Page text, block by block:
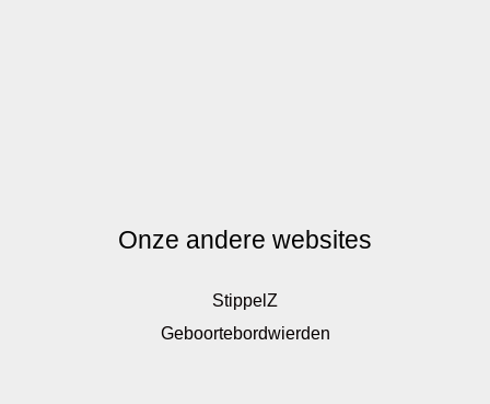
Onze andere websites
StippelZ
Geboortebordwierden